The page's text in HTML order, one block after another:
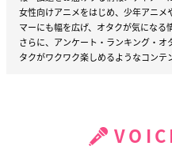
女性向けアニメをはじめ、少年アニ
マーにも幅を広げ、オタクが気になる
さらに、アンケート・ランキング・
タクがワクワク楽しめるようなコンテ